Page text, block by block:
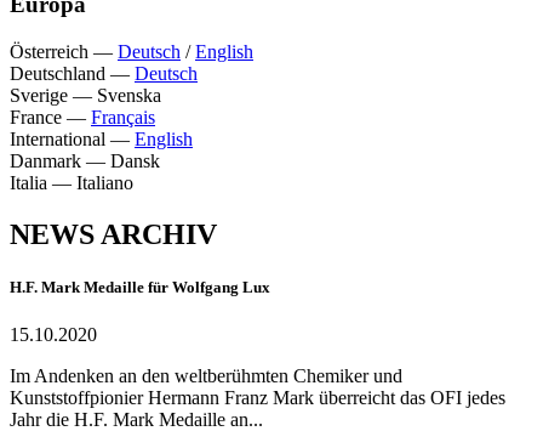
Österreich — Deutsch /English
Deutschland — Deutsch
Sverige — Svenska
France — Français
International — English
Danmark — Dansk
Italia — Italiano
NEWS ARCHIV
H.F. Mark Medaille für Wolfgang Lux
15.10.2020
Im Andenken an den weltberühmten Chemiker und
Kunststoffpionier Hermann Franz Mark überreicht das OFI jedes
Jahr die H.F. Mark Medaille an...